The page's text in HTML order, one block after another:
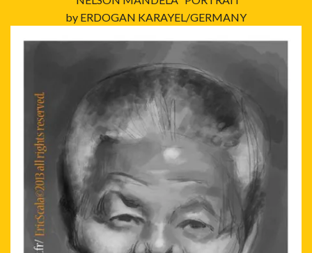
by ERDOGAN KARAYEL/GERMANY